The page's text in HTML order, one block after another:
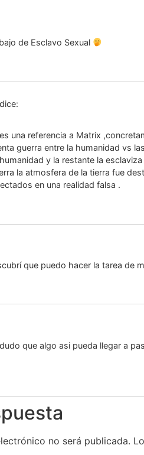
de Esclavo Sexual
dice:
una referencia a Matrix
guerra entre la humanidad vs
y la restante la
la atmosfera de la tierra fue
en una realidad falsa .
que puedo hacer la tarea de
que algo asi pueda llegar a
no será publicada.